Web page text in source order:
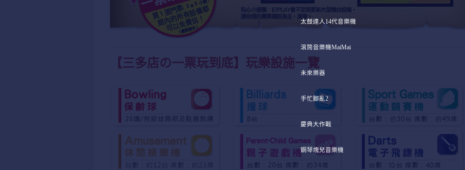
太鼓達人14代音樂機
滾筒音樂機MaiMai
未來樂器
手忙腳亂2
慶典大作戰
鋼琴塊兒音樂機
【三多店の一票玩到底】玩樂設施一覽